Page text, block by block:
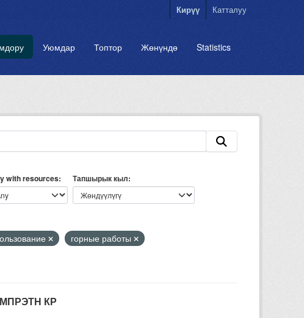
Кирүү Катталуу
Уюмдар Топтор Жөнүндө Statistics
with resources Тапшырык кыл
горные работы
МПРЭТН КР